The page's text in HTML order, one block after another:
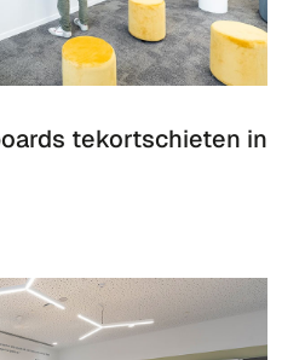
tekortschieten in